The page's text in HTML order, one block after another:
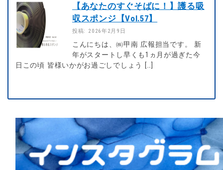
【あなたのすぐそばに！】護る吸
収スポンジ【Vol.57】
投稿: 2026年2月9日
こんにちは、㈱甲南 広報担当です。 新
年がスタートし早くも1ヵ月が過ぎた今
日この頃 皆様いかがお過ごしでしょう […]